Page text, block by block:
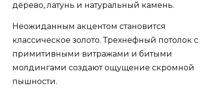
дерево, латунь и натуральный камень.
Неожиданным акцентом становится
классическое золото. Трехнефный потолок с
примитивными витражами и битыми
молдингами создают ощущение скромной
пышности.